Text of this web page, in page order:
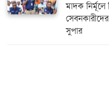
মাদক
সুপার